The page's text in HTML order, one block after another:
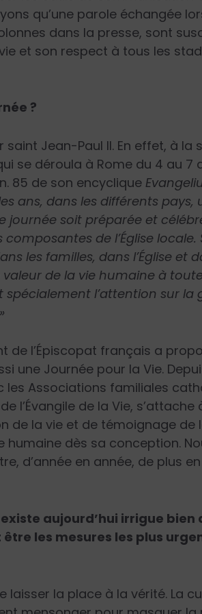
qu’une parole échangée
dans la presse, sont
et son respect à tous les
?
Jean-Paul II. En effet, à la
se déroula à Rome du 4 au 7
85 de son encyclique
ans, dans les différents
journée soit préparée et
de l’Église locale.
les familles, dans l’Église et
de la vie humaine à
l’attention sur la
de l’Épiscopat français a
une Journée pour la Vie.
les Associations familiales
l’Évangile de la Vie,
de la vie et de témoignage de
humaine dès sa conception.
d’année en année, de plus
aujourd’hui irrigue bien
les mesures les plus
laisser la place à la vérité. La